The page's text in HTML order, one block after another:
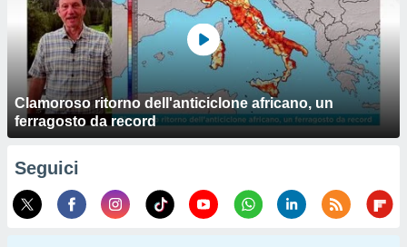
Clamoroso ritorno dell'anticiclone africano, un
ferragosto da record
Seguici